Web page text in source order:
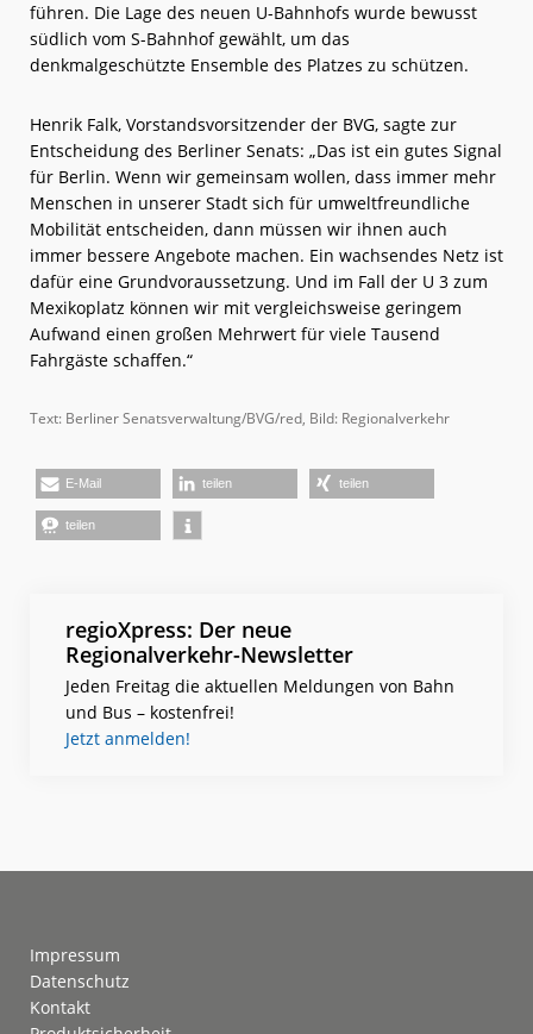
führen. Die Lage des neuen U-Bahnhofs wurde bewusst
südlich vom S-Bahnhof gewählt, um das
denkmalgeschützte Ensemble des Platzes zu schützen.
Henrik Falk, Vorstandsvorsitzender der BVG, sagte zur
Entscheidung des Berliner Senats: „Das ist ein gutes Signal
für Berlin. Wenn wir gemeinsam wollen, dass immer mehr
Menschen in unserer Stadt sich für umweltfreundliche
Mobilität entscheiden, dann müssen wir ihnen auch
immer bessere Angebote machen. Ein wachsendes Netz ist
dafür eine Grundvoraussetzung. Und im Fall der U 3 zum
Mexikoplatz können wir mit vergleichsweise geringem
Aufwand einen großen Mehrwert für viele Tausend
Fahrgäste schaffen.“
Text: Berliner Senatsverwaltung/BVG/red, Bild: Regionalverkehr
E-Mail teilen teilen
teilen
regioXpress: Der neue
Regionalverkehr-Newsletter
Jeden Freitag die aktuellen Meldungen von Bahn
und Bus – kostenfrei!
Jetzt anmelden!
Impressum
Datenschutz
Kontakt